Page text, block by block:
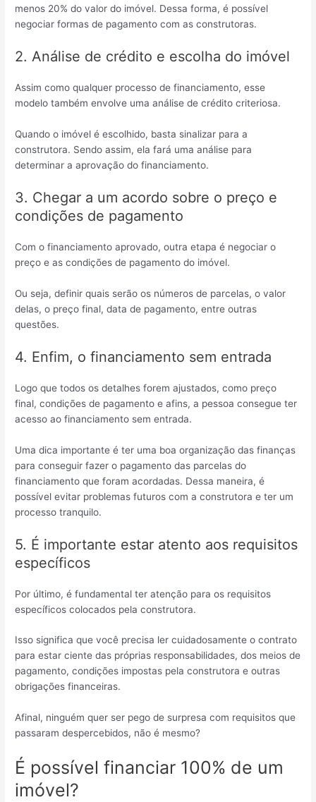
menos 20% do valor do imóvel. Dessa forma, é possível
negociar formas de pagamento com as construtoras.
2. Análise de crédito e escolha do imóvel
Assim como qualquer processo de financiamento, esse
modelo também envolve uma análise de crédito criteriosa.
Quando o imóvel é escolhido, basta sinalizar para a
construtora. Sendo assim, ela fará uma análise para
determinar a aprovação do financiamento.
3. Chegar a um acordo sobre o preço e
condições de pagamento
Com o financiamento aprovado, outra etapa é negociar o
preço e as condições de pagamento do imóvel.
Ou seja, definir quais serão os números de parcelas, o valor
delas, o preço final, data de pagamento, entre outras
questões.
4. Enfim, o financiamento sem entrada
Logo que todos os detalhes forem ajustados, como preço
final, condições de pagamento e afins, a pessoa consegue ter
acesso ao financiamento sem entrada.
Uma dica importante é ter uma boa organização das finanças
para conseguir fazer o pagamento das parcelas do
financiamento que foram acordadas. Dessa maneira, é
possível evitar problemas futuros com a construtora e ter um
processo tranquilo.
5. É importante estar atento aos requisitos
específicos
Por último, é fundamental ter atenção para os requisitos
específicos colocados pela construtora.
Isso significa que você precisa ler cuidadosamente o contrato
para estar ciente das próprias responsabilidades, dos meios de
pagamento, condições impostas pela construtora e outras
obrigações financeiras.
Afinal, ninguém quer ser pego de surpresa com requisitos que
passaram despercebidos, não é mesmo?
É possível financiar 100% de um
imóvel?